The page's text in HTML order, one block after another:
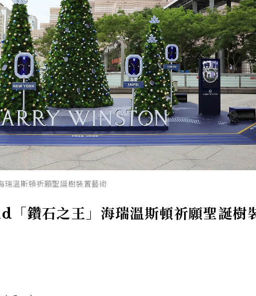
溫斯頓祈願聖誕樹裝置藝術
鑽石之王」海瑞溫斯頓祈願聖誕樹